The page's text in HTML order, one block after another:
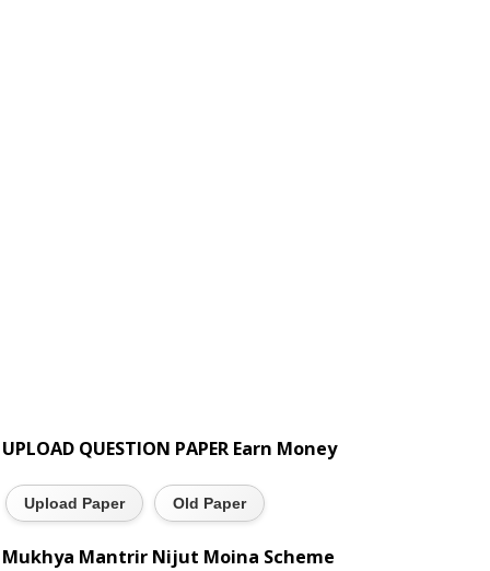
UPLOAD QUESTION PAPER Earn Money
Upload Paper Old Paper
Mukhya Mantrir Nijut Moina Scheme